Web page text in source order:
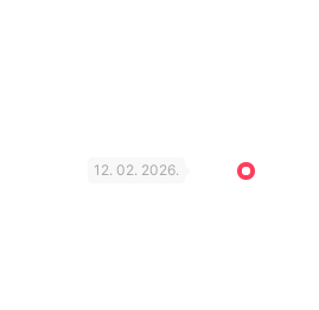
12. 02. 2026.